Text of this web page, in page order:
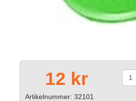
12 kr
Artikelnummer: 32101